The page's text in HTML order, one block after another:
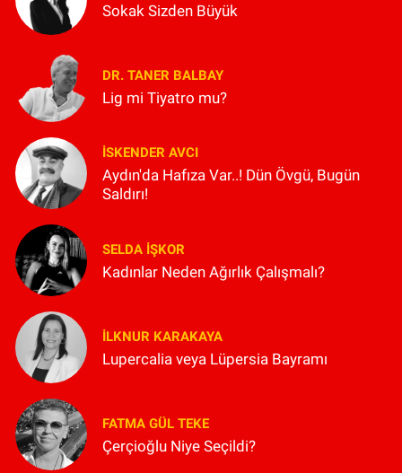
Sokak Sizden Büyük
DR. TANER BALBAY
Lig mi Tiyatro mu?
İSKENDER AVCI
Aydın'da Hafıza Var..! Dün Övgü, Bugün
Saldırı!
SELDA İŞKOR
Kadınlar Neden Ağırlık Çalışmalı?
İLKNUR KARAKAYA
Lupercalia veya Lüpersia Bayramı
FATMA GÜL TEKE
Çerçioğlu Niye Seçildi?